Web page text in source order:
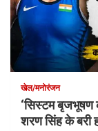
खेल/मनोरंजन
‘सिस्टम
शरण सिंह के बरी